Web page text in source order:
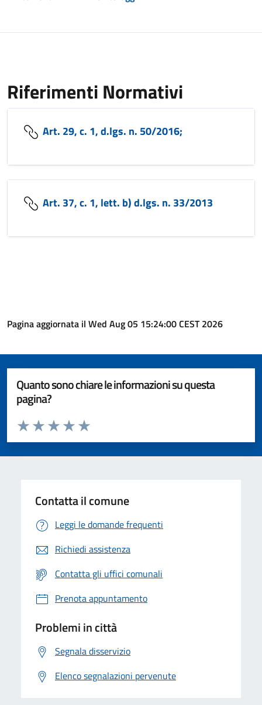
Riferimenti Normativi
Art. 29, c. 1, d.lgs. n. 50/2016;
Art. 37, c. 1, lett. b) d.lgs. n. 33/2013
Pagina aggiornata il Wed Aug 05 15:24:00 CEST 2026
Quanto sono chiare le informazioni su questa
pagina?
Valuta da 1 a 5 stelle la pagina
Valuta 5 stelle su 5
Valuta 4 stelle su 5
Valuta 3 stelle su 5
Valuta 2 stelle su 5
Valuta 1 stelle su 5
Contatta il comune
Leggi le domande frequenti
Richiedi assistenza
Contatta gli uffici comunali
Prenota appuntamento
Problemi in città
Segnala disservizio
Elenco segnalazioni pervenute